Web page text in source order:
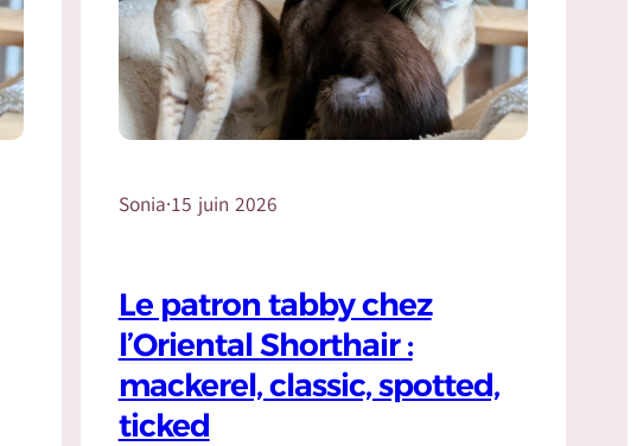
Sonia·15 juin 2026
Le patron tabby chez
l’Oriental Shorthair :
mackerel, classic, spotted,
ticked